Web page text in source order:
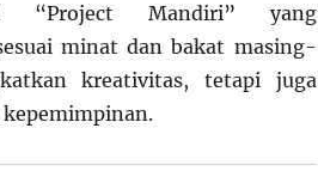
“Project Mandiri” yang
minat dan bakat masing-
kreativitas, tetapi juga